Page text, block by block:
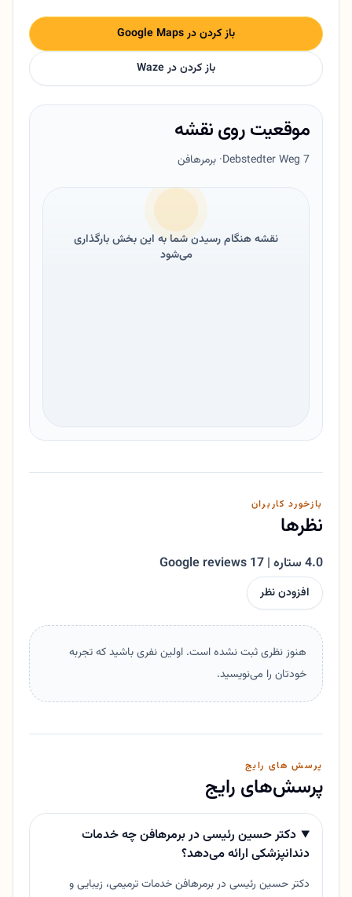
باز کردن در Google Maps
باز کردن در Waze
موقعیت روی نقشه
Debstedter Weg 7· برمرهافن
نقشه هنگام رسیدن شما به این بخش بارگذاری
می‌شود
بازخورد کاربران
نظرها
4.0 ستاره | 17 Google reviews
افزودن نظر
هنوز نظری ثبت نشده است. اولین نفری باشید که تجربه
خودتان را می‌نویسید.
پرسش های رایج
پرسش‌های رایج
دکتر حسین رئیسی در برمرهافن چه خدمات
دندانپزشکی ارائه می‌دهد؟
دکتر حسین رئیسی در برمرهافن خدمات ترمیمی، زیبایی و